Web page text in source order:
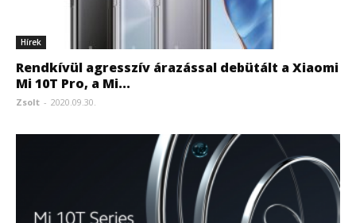
Hírek
Rendkívül agresszív árazással debütált a Xiaomi
Mi 10T Pro, a Mi...
Zsolt - 2020.09.30.